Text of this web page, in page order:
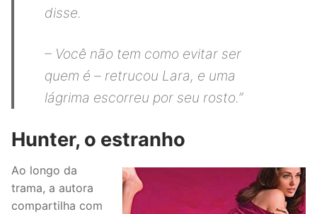
disse.
– Você não tem como evitar ser
quem é – retrucou Lara, e uma
lágrima escorreu por seu rosto.”
Hunter, o estranho
Ao longo da
trama, a autora
compartilha com